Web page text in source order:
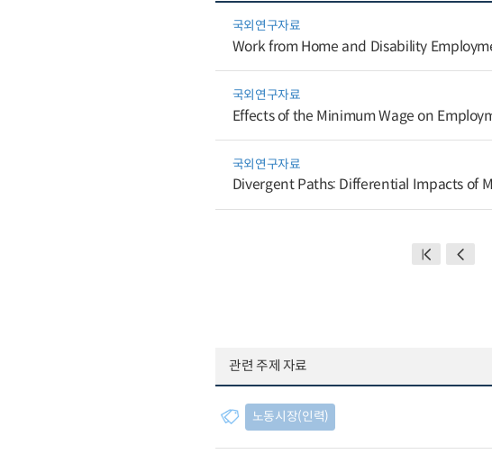
국외연구자료
Work from Home and Disability
국외연구자료
Effects of the Minimum Wage on
국외연구자료
Divergent Paths: Differential Impacts of
관련 주제 자료
노동시장(인력)